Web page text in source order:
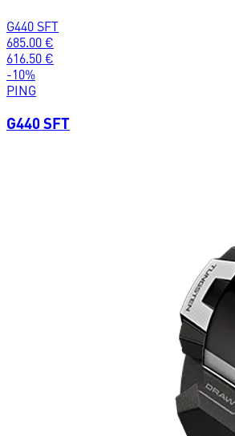
G440 SFT
685.00 €
616.50 €
-10%
PING
G440 SFT